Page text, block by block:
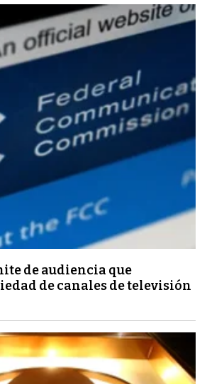
de audiencia que
de canales de televisión